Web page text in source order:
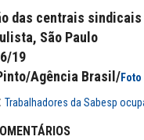
das centrais sindicais
São Paulo
19
Agência Brasil/
Trabalhadores da Sabesp